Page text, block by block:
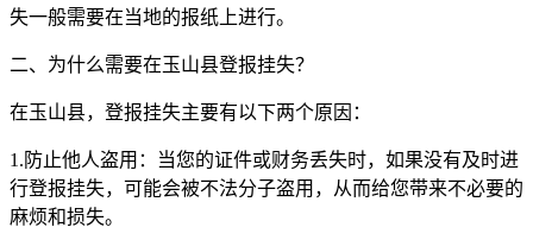
失一般需要在当地的报纸上进行。
二、为什么需要在玉山县登报挂失？
在玉山县，登报挂失主要有以下两个原因：
1.防止他人盗用：当您的证件或财务丢失时，如果没有及时进
行登报挂失，可能会被不法分子盗用，从而给您带来不必要的
麻烦和损失。